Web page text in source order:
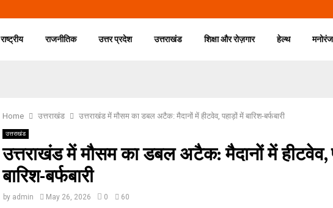
राष्ट्रीय राजनीतिक उत्तर प्रदेश उत्तराखंड शिक्षा और रोज़गार हेल्थ
Home उत्तराखंड उत्तराखंड में मौसम का डबल अटैक: मैदानों में हीटवेव, पहाड़ों में बारिश-बर्फबारी
उत्तराखंड
उत्तराखंड में मौसम का डबल अटैक: मैदानों में हीटवेव,
बारिश-बर्फबारी
by admin May 26, 2026 0 60